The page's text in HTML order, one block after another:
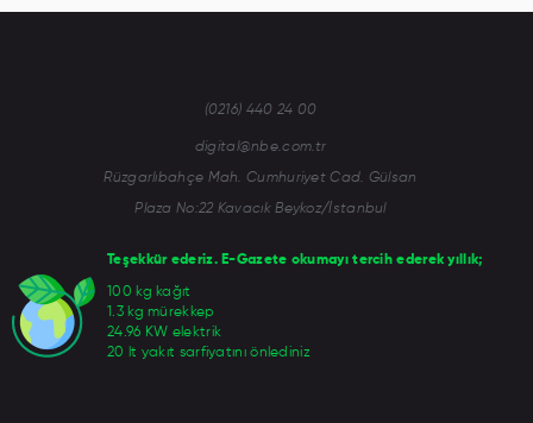
Teşekkür ederiz. E-Gazete okumayı tercih ederek yıllık;
100 kg kağıt
1.3 kg mürekkep
24.96 KW elektrik
20 lt yakıt sarfiyatını önlediniz
(0216) 440 24 00
digital@nbe.com.tr
Rüzgarlıbahçe Mah. Cumhuriyet Cad. Gülsan
Plaza No:22 Kavacık Beykoz/İstanbul